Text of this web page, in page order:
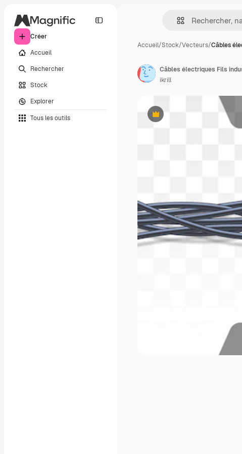
Créer
Accueil
Rechercher
Stock
Explorer
Tous les outils
Accueil/Stock/Vecteurs/Câbles
Premium
Câbles électriques Fils
ikrill